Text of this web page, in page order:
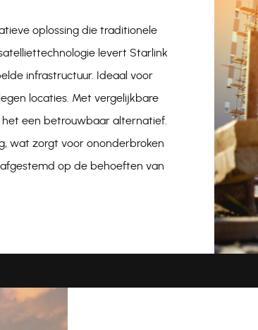
oplossing die traditionele
levert Starlink
infrastructuur. Ideaal voor
locaties. Met vergelijkbare
het een betrouwbaar alternatief.
wat zorgt voor ononderbroken
op de behoeften van